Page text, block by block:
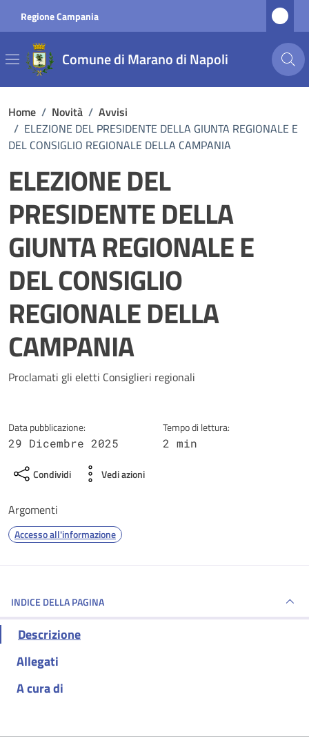
Regione Campania
Comune di Marano di Napoli
Home / Novità / Avvisi
/ ELEZIONE DEL PRESIDENTE DELLA GIUNTA REGIONALE E
DEL CONSIGLIO REGIONALE DELLA CAMPANIA
ELEZIONE DEL
PRESIDENTE DELLA
GIUNTA REGIONALE E
DEL CONSIGLIO
REGIONALE DELLA
CAMPANIA
Dettagli della notizia
Proclamati gli eletti Consiglieri regionali
Data pubblicazione:
29 Dicembre 2025
Tempo di lettura:
2 min
Condividi Vedi azioni
Argomenti
Accesso all'informazione
INDICE DELLA PAGINA
Descrizione
Allegati
A cura di